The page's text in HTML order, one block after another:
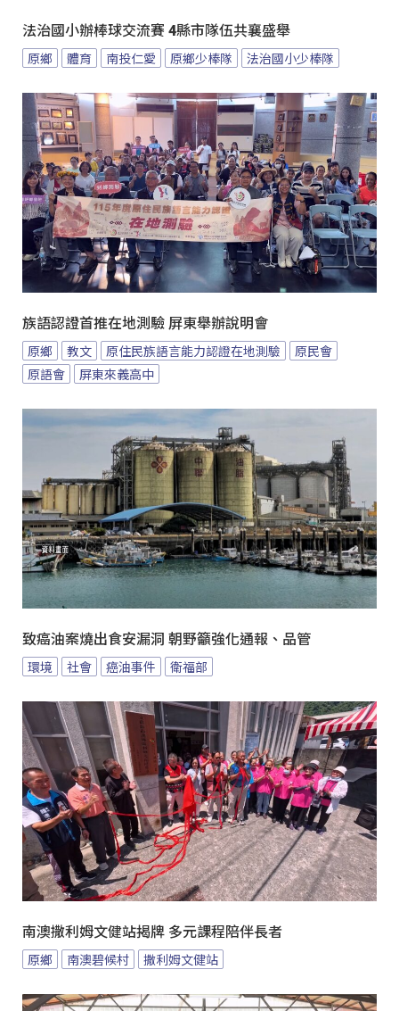
法治國小辦棒球交流賽 4縣市隊伍共襄盛舉
原鄉 體育 南投仁愛 原鄉少棒隊 法治國小少棒隊
族語認證首推在地測驗 屏東舉辦說明會
原鄉 教文 原住民族語言能力認證在地測驗
原民會
原語會
屏東來義高中
致癌油案燒出食安漏洞 朝野籲強化通報、品管
環境 社會 癌油事件 衛福部
南澳撒利姆文健站揭牌 多元課程陪伴長者
原鄉 南澳碧候村 撒利姆文健站